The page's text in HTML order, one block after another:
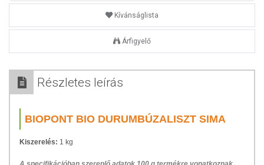
Kívánságlista
Árfigyelő
Részletes leírás
BIOPONT BIO DURUMBÚZALISZT SIMA
Kiszerelés: 1 kg